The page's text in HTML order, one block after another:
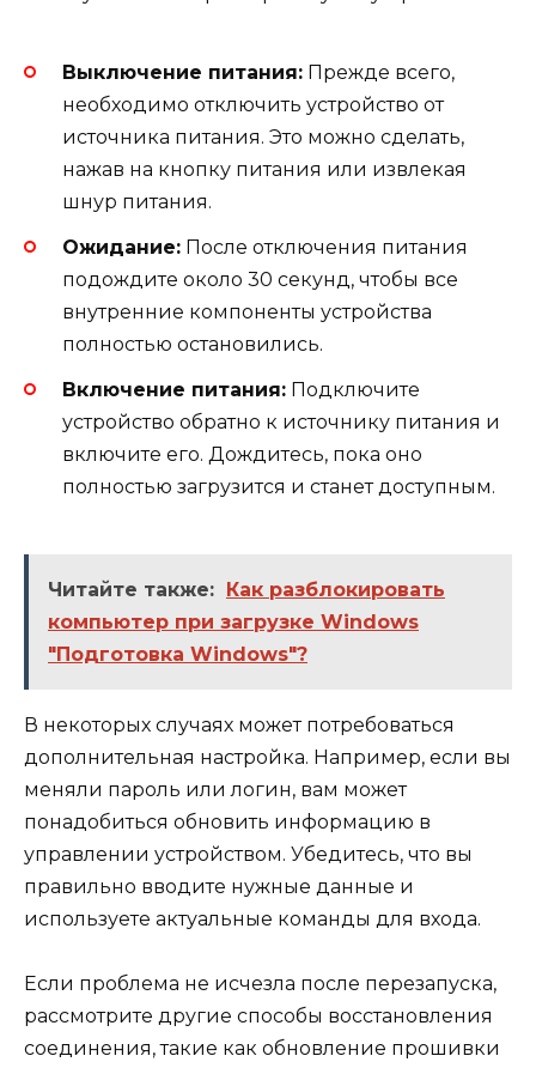
Выключение питания: Прежде всего,
необходимо отключить устройство от
источника питания. Это можно сделать,
нажав на кнопку питания или извлекая
шнур питания.
Ожидание: После отключения питания
подождите около 30 секунд, чтобы все
внутренние компоненты устройства
полностью остановились.
Включение питания: Подключите
устройство обратно к источнику питания и
включите его. Дождитесь, пока оно
полностью загрузится и станет доступным.
Читайте также: Как разблокировать
компьютер при загрузке Windows
"Подготовка Windows"?
В некоторых случаях может потребоваться
дополнительная настройка. Например, если вы
меняли пароль или логин, вам может
понадобиться обновить информацию в
управлении устройством. Убедитесь, что вы
правильно вводите нужные данные и
используете актуальные команды для входа.
Если проблема не исчезла после перезапуска,
рассмотрите другие способы восстановления
соединения, такие как обновление прошивки